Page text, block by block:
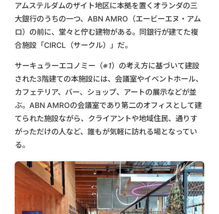
アムステルダムのザイト地区に本拠を置くオランダの三
大銀行のうちの一つ、ABN AMRO（エービーエヌ・アム
ロ）の前に、堂々と佇む建物がある。同銀行が建てた複
合施設「CIRCL（サークル）」だ。
サーキュラーエコノミー （※1） の考え方に基づいて建設
された3階建ての本施設には、会議室やイベントホール、
カフェテリア、バー、ショップ、アートの展示などが並
ぶ。ABN AMROの会議室であり第二のオフィスとして建
てられた施設ながら、クライアントや地域住民、通りす
がっただけの人など、誰もが気軽に訪れる場となってい
る。